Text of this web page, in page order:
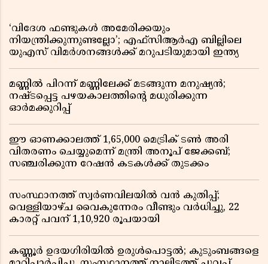
‘വിദേശ ഫണ്ടുകൾ അമേരിക്കയും
നിയന്ത്രിക്കുന്നുണ്ടല്ലോ’; എഫ്സിആർഎ ബില്ലിലെ
യുഎസ് വിമർശനങ്ങൾക്ക് മറുപടിയുമായി ഇന്ത്യ
മണ്ണിൽ പിറന്ന് മണ്ണിലേക്ക് മടങ്ങുന്ന മനുഷ്യൻ;
നഷ്ടപ്പെട്ട പഴയകാലത്തിൻ്റെ മധുരിക്കുന്ന
ഓർമക്കുറിപ്പ്
ഈ ഓണക്കാലത്ത് 1,65,000 മെട്രിക് ടൺ അരി
വിതരണം ചെയ്യുമെന്ന് മന്ത്രി അനൂപ് ജേക്കബ്;
സഞ്ചരിക്കുന്ന റേഷൻ കടകൾക്ക് തുടക്കം
സംസ്ഥാനത്ത് സ്വർണവിലയിൽ വൻ കുതിപ്പ്;
വെള്ളിയാഴ്ച വൈകുന്നേരം വീണ്ടും വർധിച്ചു, 22
കാരറ്റ് പവന് 1,10,920 രൂപയായി
കണ്ണൂർ ഉദയഗിരിയിൽ ഉരുൾപൊട്ടൽ; കുടുംബങ്ങളെ